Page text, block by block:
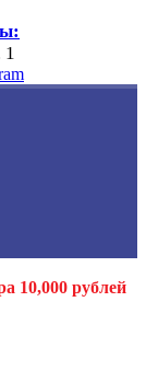
1
10,000 рублей